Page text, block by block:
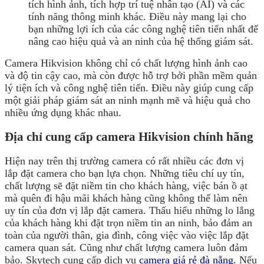
tích hình ảnh, tích hợp trí tuệ nhân tạo (AI) và các
tính năng thông minh khác. Điều này mang lại cho
bạn những lợi ích của các công nghệ tiên tiến nhất để
nâng cao hiệu quả và an ninh của hệ thống giám sát.
Camera Hikvision không chỉ có chất lượng hình ảnh cao
và độ tin cậy cao, mà còn được hỗ trợ bởi phần mềm quản
lý tiện ích và công nghệ tiên tiến. Điều này giúp cung cấp
một giải pháp giám sát an ninh mạnh mẽ và hiệu quả cho
nhiều ứng dụng khác nhau.
Địa chỉ cung cấp camera Hikvision chính hãng
Hiện nay trên thị trường camera có rất nhiều các đơn vị
lắp đặt camera cho bạn lựa chọn. Những tiêu chí uy tín,
chất lượng sẽ đặt niềm tin cho khách hàng, việc bán ồ ạt
mà quên đi hậu mãi khách hàng cũng không thể làm nên
uy tín của đơn vị lắp đặt camera. Thấu hiểu những lo lắng
của khách hàng khi đặt trọn niềm tin an ninh, bảo đảm an
toàn của người thân, gia đình, công việc vào việc lắp đặt
camera quan sát. Cũng như chất lượng camera luôn đảm
bảo. Skytech cung cấp dịch vụ camera giá rẻ đà nẵng. Nếu